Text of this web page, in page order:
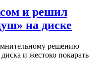
и решил
на диске
решению
и жестоко покарать